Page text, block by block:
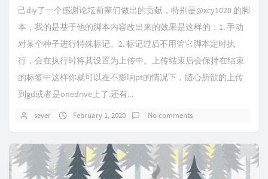
己diy了一个感谢论坛前辈们做出的贡献，特别是@xcy1020 的脚
本，我的是基于他的脚本内容改出来的效果是这样的：1. 手动
对某个种子进行特殊标记。2. 标记过后不用管它脚本定时执
行，会在执行时将其设置为上传中。上传结束后会保持在结束
的标签中这样你就可以在不影响pt的情况下，随心所欲的上传
到gd或者是onedrive上了.还有...
sever February 1, 2020 No comments